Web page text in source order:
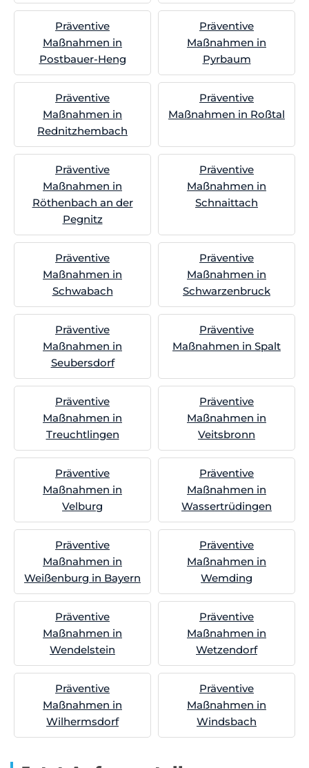
Präventive
Maßnahmen in
Postbauer-Heng
Präventive
Maßnahmen in
Pyrbaum
Präventive
Maßnahmen in
Rednitzhembach
Präventive
Maßnahmen in Roßtal
Präventive
Maßnahmen in
Röthenbach an der
Pegnitz
Präventive
Maßnahmen in
Schnaittach
Präventive
Maßnahmen in
Schwabach
Präventive
Maßnahmen in
Schwarzenbruck
Präventive
Maßnahmen in
Seubersdorf
Präventive
Maßnahmen in Spalt
Präventive
Maßnahmen in
Treuchtlingen
Präventive
Maßnahmen in
Veitsbronn
Präventive
Maßnahmen in
Velburg
Präventive
Maßnahmen in
Wassertrüdingen
Präventive
Maßnahmen in
Weißenburg in Bayern
Präventive
Maßnahmen in
Wemding
Präventive
Maßnahmen in
Wendelstein
Präventive
Maßnahmen in
Wetzendorf
Präventive
Maßnahmen in
Wilhermsdorf
Präventive
Maßnahmen in
Windsbach